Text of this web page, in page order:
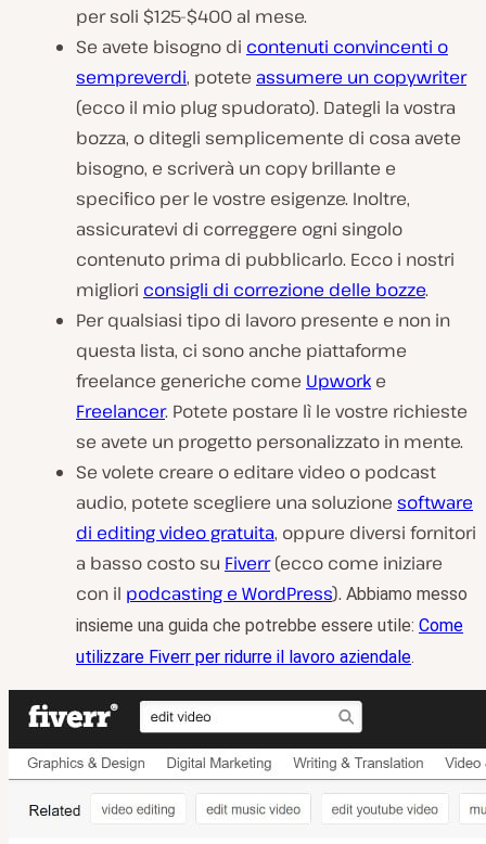
per soli $125-$400 al mese.
Se avete bisogno di contenuti convincenti o
sempreverdi, potete assumere un copywriter
(ecco il mio plug spudorato). Dategli la vostra
bozza, o ditegli semplicemente di cosa avete
bisogno, e scriverà un copy brillante e
specifico per le vostre esigenze. Inoltre,
assicuratevi di correggere ogni singolo
contenuto prima di pubblicarlo. Ecco i nostri
migliori consigli di correzione delle bozze.
Per qualsiasi tipo di lavoro presente e non in
questa lista, ci sono anche piattaforme
freelance generiche come Upwork e
Freelancer. Potete postare lì le vostre richieste
se avete un progetto personalizzato in mente.
Se volete creare o editare video o podcast
audio, potete scegliere una soluzione software
di editing video gratuita, oppure diversi fornitori
a basso costo su Fiverr(ecco come iniziare
con il podcasting e WordPress). Abbiamo messo
insieme una guida che potrebbe essere utile: Come
utilizzare Fiverr per ridurre il lavoro aziendale.